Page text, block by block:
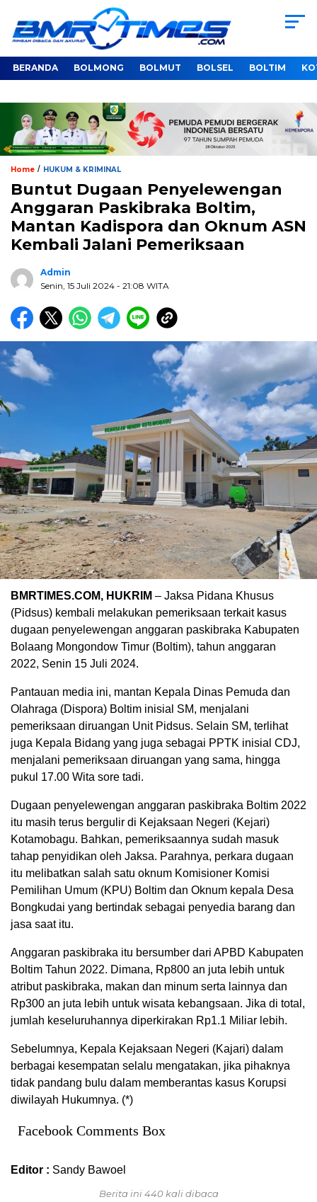
BERANDA BOLMONG BOLMUT BOLSEL BOLTIM
Home / HUKUM & KRIMINAL
Buntut Dugaan Penyelewengan
Anggaran Paskibraka Boltim,
Mantan Kadispora dan Oknum ASN
Kembali Jalani Pemeriksaan
Admin
Senin, 15 Juli 2024 - 21:08 WITA
BMRTIMES.COM, HUKRIM – Jaksa Pidana Khusus
(Pidsus) kembali melakukan pemeriksaan terkait kasus
dugaan penyelewengan anggaran paskibraka Kabupaten
Bolaang Mongondow Timur (Boltim), tahun anggaran
2022, Senin 15 Juli 2024.
Pantauan media ini, mantan Kepala Dinas Pemuda dan
Olahraga (Dispora) Boltim inisial SM, menjalani
pemeriksaan diruangan Unit Pidsus. Selain SM, terlihat
juga Kepala Bidang yang juga sebagai PPTK inisial CDJ,
menjalani pemeriksaan diruangan yang sama, hingga
pukul 17.00 Wita sore tadi.
Dugaan penyelewengan anggaran paskibraka Boltim 2022
itu masih terus bergulir di Kejaksaan Negeri (Kejari)
Kotamobagu. Bahkan, pemeriksaannya sudah masuk
tahap penyidikan oleh Jaksa. Parahnya, perkara dugaan
itu melibatkan salah satu oknum Komisioner Komisi
Pemilihan Umum (KPU) Boltim dan Oknum kepala Desa
Bongkudai yang bertindak sebagai penyedia barang dan
jasa saat itu.
Anggaran paskibraka itu bersumber dari APBD Kabupaten
Boltim Tahun 2022. Dimana, Rp800 an juta lebih untuk
atribut paskibraka, makan dan minum serta lainnya dan
Rp300 an juta lebih untuk wisata kebangsaan. Jika di total,
jumlah keseluruhannya diperkirakan Rp1.1 Miliar lebih.
Sebelumnya, Kepala Kejaksaan Negeri (Kajari) dalam
berbagai kesempatan selalu mengatakan, jika pihaknya
tidak pandang bulu dalam memberantas kasus Korupsi
diwilayah Hukumnya. (*)
Facebook Comments Box
Editor : Sandy Bawoel
Berita ini 440 kali dibaca